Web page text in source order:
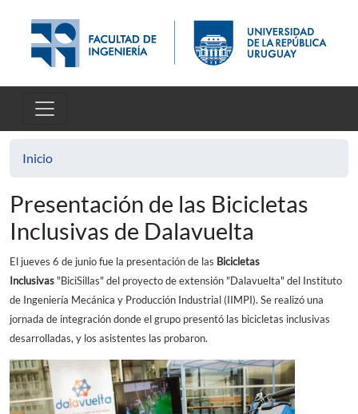
Inicio
Presentación de las Bicicletas
Inclusivas de Dalavuelta
El jueves 6 de junio fue la presentación de las Bicicletas
Inclusivas "BiciSillas" del proyecto de extensión "Dalavuelta" del Instituto
de Ingeniería Mecánica y Producción Industrial (IIMPI). Se realizó una
jornada de integración donde el grupo presentó las bicicletas inclusivas
desarrolladas, y los asistentes las probaron.